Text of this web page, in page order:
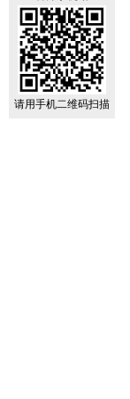
请用手机二维码扫描